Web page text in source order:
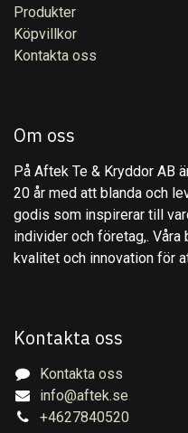
Produkter
Köpvillkor
Kontakta oss
Om oss
På Aftek Te & Kryddor AB
20 år med att blanda och
godis som inspirerar till
individer och företag,. Våra
kvalitet och innovation för
Kontakta oss
Kontakta oss
info@aftek.se
+4627840520